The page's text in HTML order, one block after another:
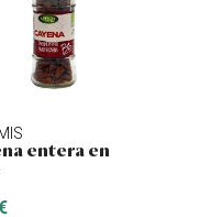
entera en